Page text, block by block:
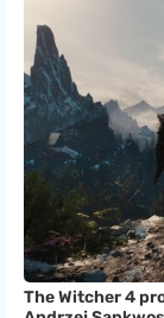
The Witcher 4